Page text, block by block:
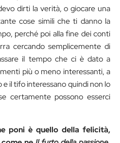
dirti la verità, o giocare una
cose simili che ti danno la
perché poi alla fine dei conti
cercando semplicemente di
il tempo che ci è dato a
più o meno interessanti, a
il tifo interessano quindi non lo
certamente possono esserci
poni è quello della felicità,